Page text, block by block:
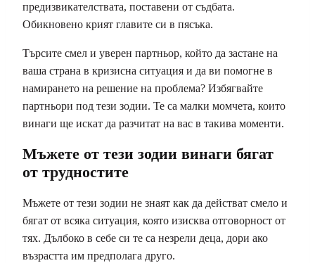
предизвикателствата, поставени от съдбата.
Обикновено крият главите си в пясъка.
Търсите смел и уверен партньор, който да застане на
ваша страна в кризисна ситуация и да ви помогне в
намирането на решение на проблема? Избягвайте
партньори под тези зодии. Те са малки момчета, които
винаги ще искат да разчитат на вас в такива моменти.
Мъжете от тези зодии винаги бягат
от трудностите
Мъжете от тези зодии не знаят как да действат смело и
бягат от всяка ситуация, която изисква отговорност от
тях. Дълбоко в себе си те са незрели деца, дори ако
възрастта им предполага друго.